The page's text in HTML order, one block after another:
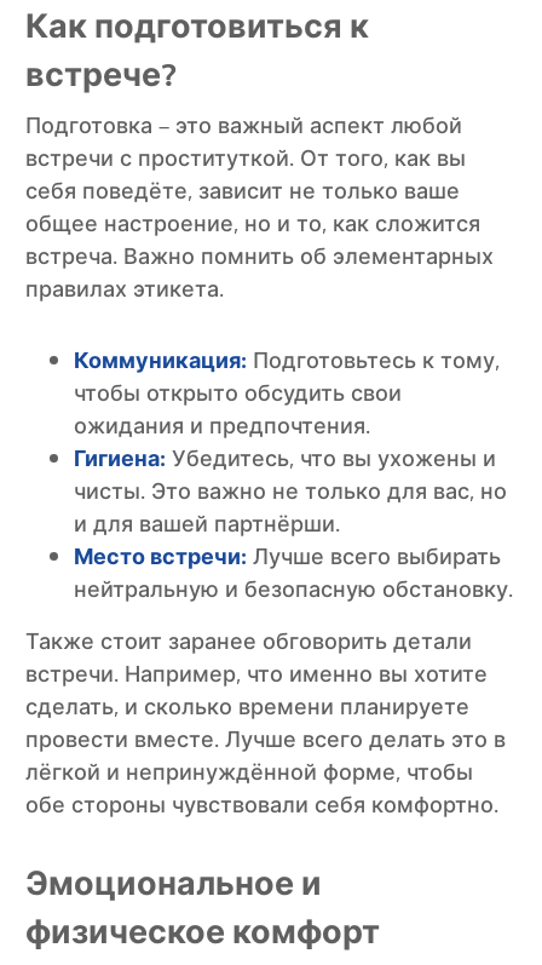
Как подготовиться к
встрече?
Подготовка – это важный аспект любой
встречи с проституткой. От того, как вы
себя поведёте, зависит не только ваше
общее настроение, но и то, как сложится
встреча. Важно помнить об элементарных
правилах этикета.
Коммуникация: Подготовьтесь к тому,
чтобы открыто обсудить свои
ожидания и предпочтения.
Гигиена: Убедитесь, что вы ухожены и
чисты. Это важно не только для вас, но
и для вашей партнёрши.
Место встречи: Лучше всего выбирать
нейтральную и безопасную обстановку.
Также стоит заранее обговорить детали
встречи. Например, что именно вы хотите
сделать, и сколько времени планируете
провести вместе. Лучше всего делать это в
лёгкой и непринуждённой форме, чтобы
обе стороны чувствовали себя комфортно.
Эмоциональное и
физическое комфорт